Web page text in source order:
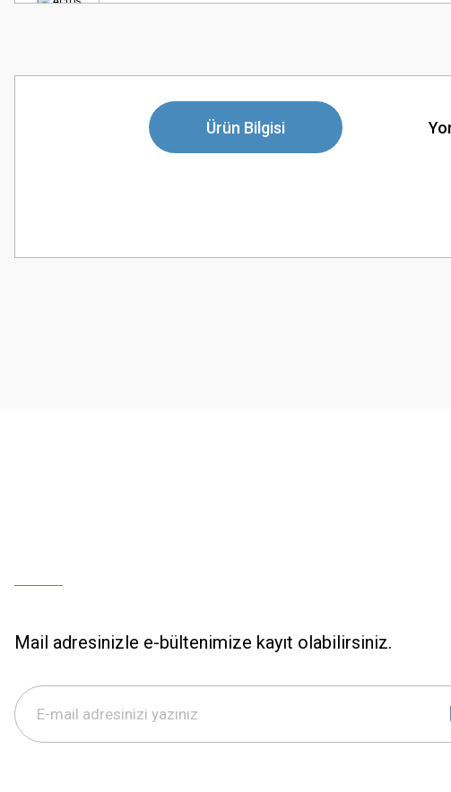
Ürün Bilgisi
Görüş ve önerileriniz için teşekkür ederiz.
Mail adresinizle e-bültenimize kayıt olabilirsiniz.